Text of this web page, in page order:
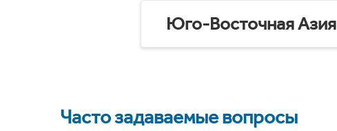
Юго-Восточная Азия
Часто задаваемые вопросы